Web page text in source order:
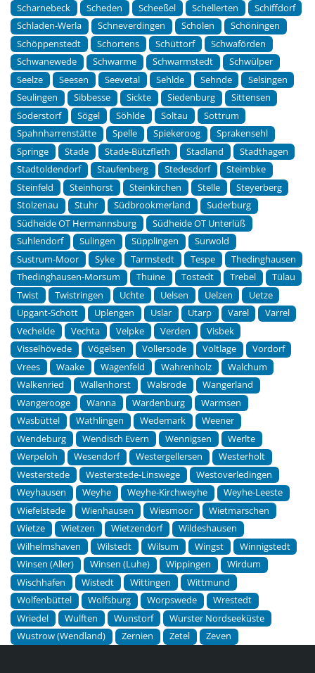
Scharnebeck
Scheden Scheeßel Schellerten
Schiffdorf
Schladen-Werla
Schneverdingen Scholen
Schöningen
Schöppenstedt
Schortens Schüttorf
Schwaförden
Schwanewede
Schwarme Schwarmstedt
Schwülper
Seelze
Seesen Seevetal Sehlde Sehnde
Selsingen
Seulingen
Sibbesse Sickte Siedenburg
Sittensen
Soderstorf
Sögel Söhlde Soltau
Sottrum
Spahnharrenstätte
Spelle Spiekeroog
Sprakensehl
Springe
Stade Stade-Bützfleth Stadland
Stadthagen
Stadtoldendorf
Staufenberg Stedesdorf
Steimbke
Steinfeld
Steinhorst Steinkirchen Stelle
Steyerberg
Stolzenau
Stuhr Südbrookmerland
Suderburg
Südheide OT Hermannsburg
Südheide OT Unterlüß
Suhlendorf
Sulingen Süpplingen
Surwold
Sustrum-Moor
Syke Tarmstedt Tespe
Thedinghausen
Thedinghausen-Morsum
Thuine Tostedt Trebel
Tülau
Twist
Twistringen Uchte Uelsen Uelzen
Uetze
Upgant-Schott
Uplengen Uslar Utarp Varel
Varrel
Vechelde
Vechta Velpke Verden
Visbek
Visselhövede
Vögelsen Vollersode Voltlage
Vordorf
Vrees
Waake Wagenfeld Wahrenholz
Walchum
Walkenried
Wallenhorst Walsrode
Wangerland
Wangerooge
Wanna Wardenburg
Warmsen
Wasbüttel
Wathlingen Wedemark
Weener
Wendeburg
Wendisch Evern Wennigsen
Werlte
Werpeloh
Wesendorf Westergellersen
Westerholt
Westerstede
Westerstede-Linswege
Westoverledingen
Weyhausen
Weyhe Weyhe-Kirchweyhe
Weyhe-Leeste
Wiefelstede
Wienhausen Wiesmoor
Wietmarschen
Wietze
Wietzen Wietzendorf
Wildeshausen
Wilhelmshaven
Wilstedt Wilsum Wingst
Winnigstedt
Winsen (Aller)
Winsen (Luhe) Wippingen
Wirdum
Wischhafen
Wistedt Wittingen
Wittmund
Wolfenbüttel
Wolfsburg Worpswede
Wrestedt
Wriedel
Wulften Wunstorf
Wurster Nordseeküste
Wustrow (Wendland)
Zernien Zetel Zeven